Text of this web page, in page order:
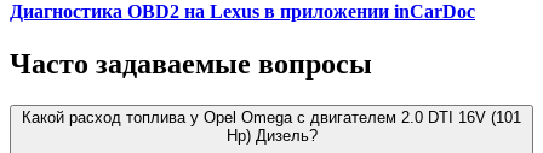
Диагностика OBD2 на Lexus в приложении inCarDoc
Часто задаваемые вопросы
Какой расход топлива у Opel Omega с двигателем 2.0 DTI 16V (101
Hp) Дизель?